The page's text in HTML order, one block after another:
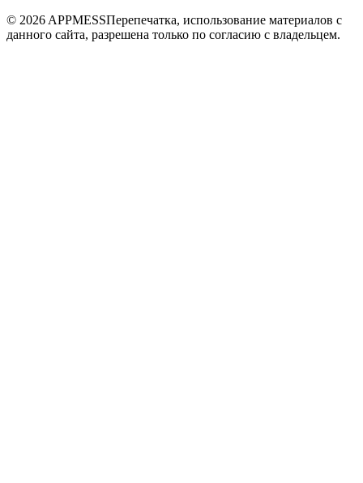
© 2026 APPMESSПерепечатка, использование материалов с
данного сайта, разрешена только по согласию с владельцем.